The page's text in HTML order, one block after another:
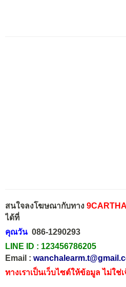
สนใจลงโฆษณากับทาง 9CARTHAI
ได้ที่
คุณวัน 086-1290293
LINE ID : 123456786205
Email :
ทางเราเป็นเว็บไซต์ให้ข้อมูล ไม่ใช่